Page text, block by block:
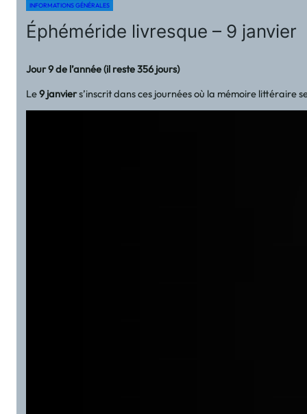
INFORMATIONS GÉNÉRALES
Éphéméride livresque – 9 janvier
Jour 9 de l’année (il reste 356 jours)
Le9 janviers’inscrit dans ces journées où la mémoire littéraire